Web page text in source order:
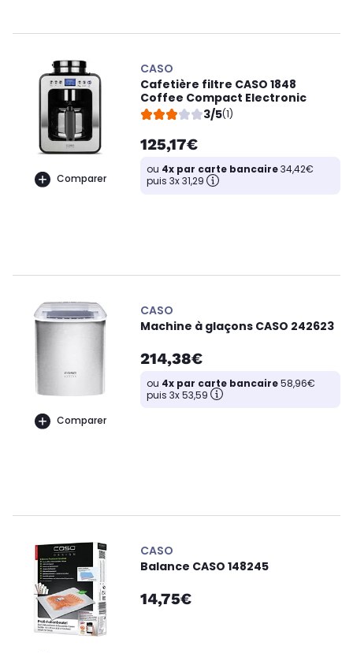
Comparer
CASO
Cafetière filtre CASO 1848
Coffee Compact Electronic
3/5(1)
125,17€
ou 4x par carte bancaire34,42€
puis 3x 31,29
Comparer
CASO
Machine à glaçons CASO 242623
214,38€
ou 4x par carte bancaire58,96€
puis 3x 53,59
CASO
Balance CASO 148245
14,75€